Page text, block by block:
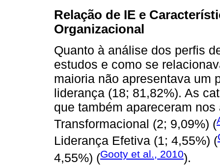
Relação de IE e
Organizacional
Quanto à análise dos perfis
estudos e como se
maioria não apresentava um
liderança (18; 81,82%). As
que também apareceram
Transformacional (2; 9,09%) (
Liderança Efetiva (1; 4,55%) (
4,55%) (Gooty et al., 2010).